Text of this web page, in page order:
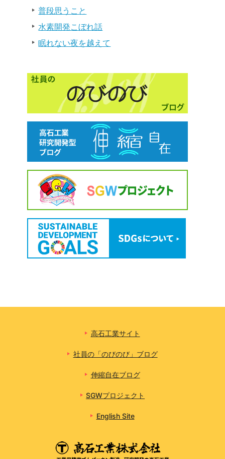
普段思うこと
水素開発こぼれ話
眠れない夜を越えて
高石工業サイト
社員の「のびのび」ブログ
伸縮自在ブログ
SGWプロジェクト
English Site